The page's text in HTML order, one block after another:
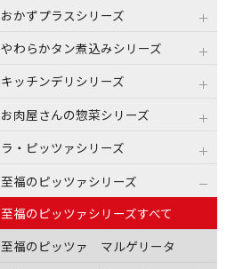
おかずプラスシリーズ
やわらかタン煮込みシリーズ
キッチンデリシリーズ
お肉屋さんの惣菜シリーズ
ラ・ピッツァシリーズ
至福のピッツァシリーズ
至福のピッツァシリーズすべて
至福のピッツァ マルゲリータ